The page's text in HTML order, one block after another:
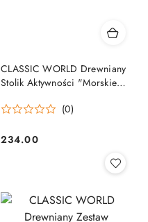
CLASSIC WORLD Drewniany
Stolik Aktywności "Morskie
(0)
Cena:
234.00